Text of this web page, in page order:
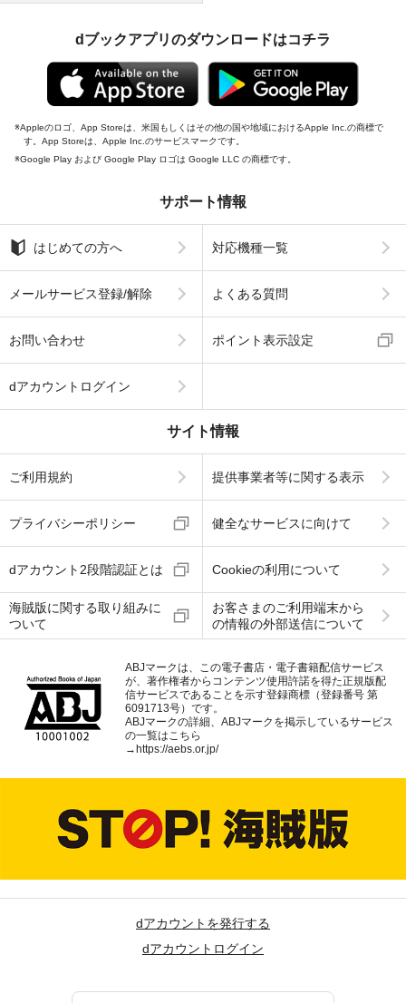
dブックアプリのダウンロードはコチラ
Appleのロゴ、App Storeは、米国もしくはその他の国や地域におけるApple Inc.の商標で
す。App Storeは、Apple Inc.のサービスマークです。
Google Play および Google Play ロゴは Google LLC の商標です。
サポート情報
はじめての方へ 対応機種一覧
メールサービス登録/解除 よくある質問
お問い合わせ ポイント表示設定
dアカウントログイン
サイト情報
ご利用規約 提供事業者等に関する表示
プライバシーポリシー 健全なサービスに向けて
dアカウント2段階認証とは Cookieの利用について
海賊版に関する取り組みに
ついて
お客さまのご利用端末から
の情報の外部送信について
ABJマークは、この電子書店・電子書籍配信サービス
が、著作権者からコンテンツ使用許諾を得た正規版配
信サービスであることを示す登録商標（登録番号 第
6091713号）です。
ABJマークの詳細、ABJマークを掲示しているサービス
の一覧はこちら
→https://aebs.or.jp/
dアカウントを発行する
dアカウントログイン